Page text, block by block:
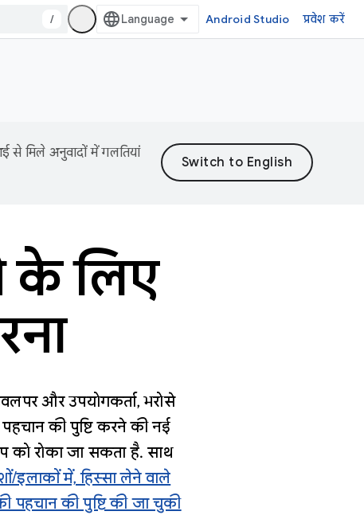
/ Android Studio प्रवेश करें
से मिले अनुवादों में गलतियां
के लिए
और उपयोगकर्ता, भरोसे
की पुष्टि करने की नई
को रोका जा सकता है. साथ
इलाकों में, हिस्सा लेने वाले
पहचान की पुष्टि की जा चुकी